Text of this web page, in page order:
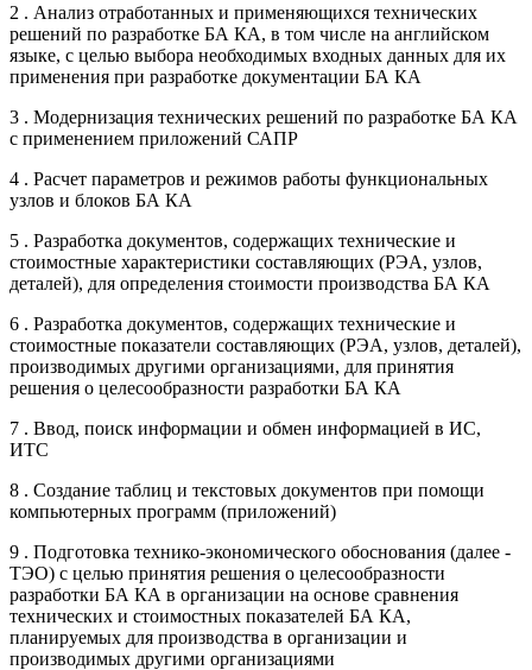
2 . Анализ отработанных и применяющихся технических
решений по разработке БА КА, в том числе на английском
языке, с целью выбора необходимых входных данных для их
применения при разработке документации БА КА
3 . Модернизация технических решений по разработке БА КА
с применением приложений САПР
4 . Расчет параметров и режимов работы функциональных
узлов и блоков БА КА
5 . Разработка документов, содержащих технические и
стоимостные характеристики составляющих (РЭА, узлов,
деталей), для определения стоимости производства БА КА
6 . Разработка документов, содержащих технические и
стоимостные показатели составляющих (РЭА, узлов, деталей),
производимых другими организациями, для принятия
решения о целесообразности разработки БА КА
7 . Ввод, поиск информации и обмен информацией в ИС,
ИТС
8 . Создание таблиц и текстовых документов при помощи
компьютерных программ (приложений)
9 . Подготовка технико-экономического обоснования (далее -
ТЭО) с целью принятия решения о целесообразности
разработки БА КА в организации на основе сравнения
технических и стоимостных показателей БА КА,
планируемых для производства в организации и
производимых другими организациями